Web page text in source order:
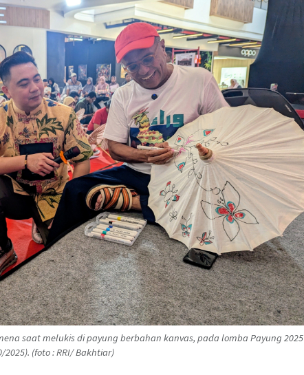
saat melukis di payung berbahan kanvas, pada lomba Payung 2025
(foto : RRI/ Bakhtiar)